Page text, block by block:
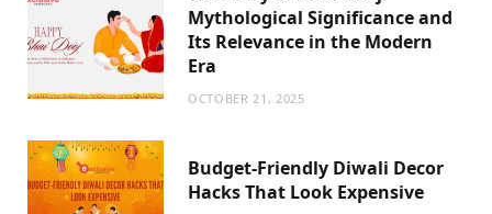
Mythological Significance and
Its Relevance in the Modern
Era
OCTOBER 21, 2025
Budget-Friendly Diwali Decor
Hacks That Look Expensive